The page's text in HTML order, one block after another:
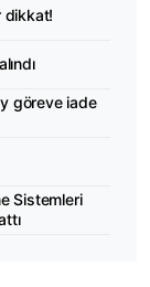
dikkat!
göreve iade
Sistemleri